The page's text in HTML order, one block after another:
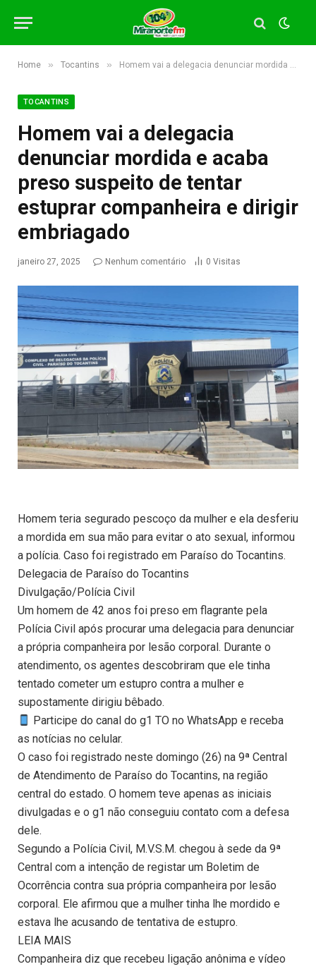
Home » Tocantins » Homem vai a delegacia denunciar mordida e acaba preso suspeito de tentar estuprar companheira e dirigir embriagado
TOCANTINS
Homem vai a delegacia
denunciar mordida e acaba
preso suspeito de tentar
estuprar companheira e dirigir
embriagado
janeiro 27, 2025 Nenhum comentário 0 Visitas
Homem teria segurado pescoço da mulher e ela desferiu
a mordida em sua mão para evitar o ato sexual, informou
a polícia. Caso foi registrado em Paraíso do Tocantins.
Delegacia de Paraíso do Tocantins
Divulgação/Polícia Civil
Um homem de 42 anos foi preso em flagrante pela
Polícia Civil após procurar uma delegacia para denunciar
a própria companheira por lesão corporal. Durante o
atendimento, os agentes descobriram que ele tinha
tentado cometer um estupro contra a mulher e
supostamente dirigiu bêbado.
Participe do canal do g1 TO no WhatsApp e receba
as notícias no celular.
O caso foi registrado neste domingo (26) na 9ª Central
de Atendimento de Paraíso do Tocantins, na região
central do estado. O homem teve apenas as iniciais
divulgadas e o g1 não conseguiu contato com a defesa
dele.
Segundo a Polícia Civil, M.V.S.M. chegou à sede da 9ª
Central com a intenção de registar um Boletim de
Ocorrência contra sua própria companheira por lesão
corporal. Ele afirmou que a mulher tinha lhe mordido e
estava lhe acusando de tentativa de estupro.
LEIA MAIS
Companheira diz que recebeu ligação anônima e vídeo